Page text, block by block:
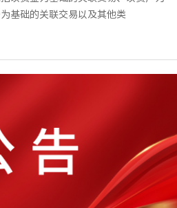
基础的关联交易以及其他类